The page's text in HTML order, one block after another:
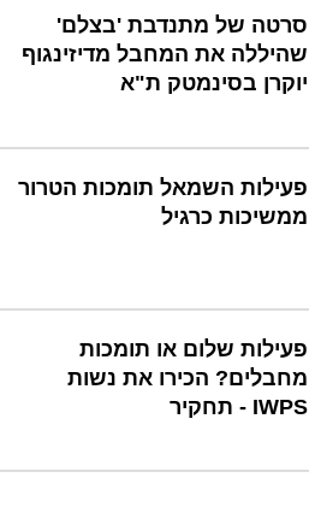
סרטה של מתנדבת 'בצלם'
שהיללה את המחבל מדיזינגוף
יוקרן בסינמטק ת"א
פעילות השמאל תומכות הטרור
ממשיכות כרגיל
פעילות שלום או תומכות
מחבלים? הכירו את נשות
IWPS - תחקיר